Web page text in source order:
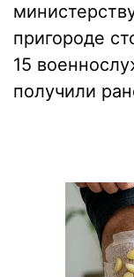
пригороде
15
получили